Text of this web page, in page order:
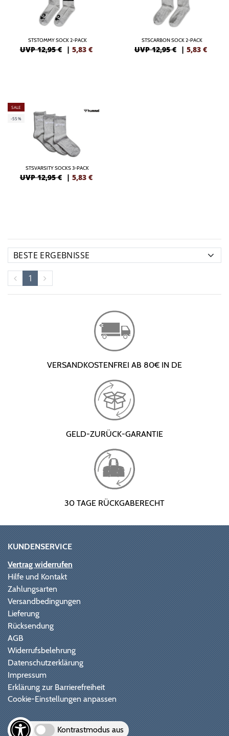
STSTOMMY SOCK 2-PACK
UVP 12,95 € | 5,83 €
STSCARBON SOCK 2-PACK
UVP 12,95 € | 5,83 €
SALE
-55%
STSVARSITY SOCKS 3-PACK
UVP 12,95 € | 5,83 €
1
VERSANDKOSTENFREI AB 80€ IN DE
GELD-ZURÜCK-GARANTIE
30 TAGE RÜCKGABERECHT
KUNDENSERVICE
Vertrag widerrufen
Hilfe und Kontakt
Zahlungsarten
Versandbedingungen
Lieferung
Rücksendung
AGB
Widerrufsbelehrung
Datenschutzerklärung
Impressum
Erklärung zur Barrierefreiheit
Cookie-Einstellungen anpassen
Kontrastmodus aus